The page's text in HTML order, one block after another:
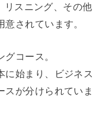
リスニング、その他
意されています。
コース。
に始まり、ビジネス
スが分けられていま